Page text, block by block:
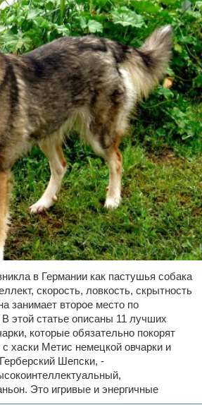
в Германии как пастушья собака
скорость, ловкость, скрытность
занимает второе место по
этой статье описаны 11 лучших
которые обязательно покорят
хаски Метис немецкой овчарки и
Шепски, -
Это игривые и энергичные